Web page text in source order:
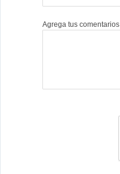
Agrega tus comentarios